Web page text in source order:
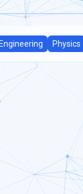
Physics